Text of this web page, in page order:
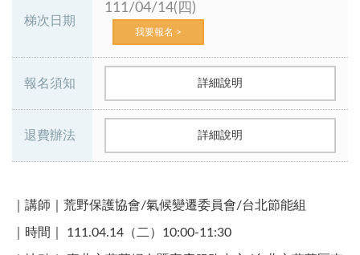
梯次日期
111/04/14(四)
我要報名 >
報名須知 詳細說明
退費辦法 詳細說明
｜講師｜荒野保護協會/氣候變遷委員會/台北節能組
｜時間｜ 111.04.14（二）10:00-11:30​